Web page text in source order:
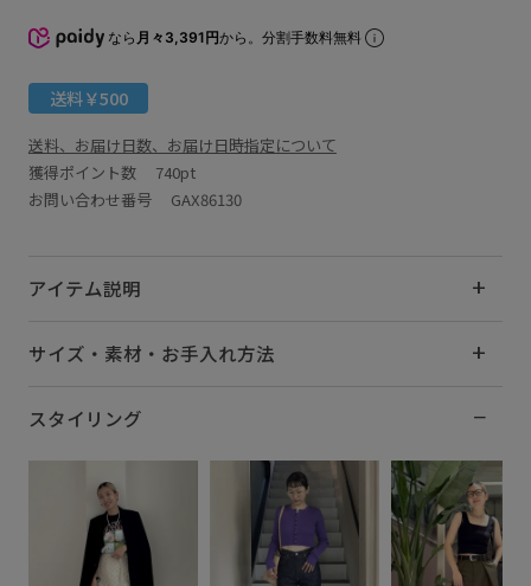
なら 月々3,391円から。分割手数料無料
送料￥500
送料、お届け日数、お届け日時指定について
獲得ポイント数 740pt
お問い合わせ番号 GAX86130
アイテム説明
サイズ・素材・お手入れ方法
スタイリング